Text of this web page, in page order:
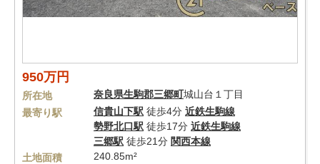
950万円
所在地 奈良県生駒郡三郷町城山台１丁目
最寄り駅
信貴山下駅 徒歩4分 近鉄生駒線
勢野北口駅 徒歩17分 近鉄生駒線
三郷駅 徒歩21分 関西本線
土地面積
240.85m²